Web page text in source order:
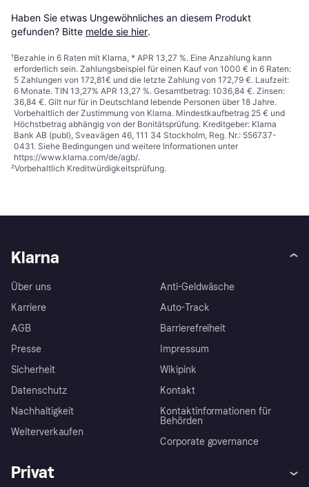
Haben Sie etwas Ungewöhnliches an diesem Produkt
gefunden? Bitte melde sie hier.
¹Bezahle in 6 Raten mit Klarna, * APR 13,27 %. Eine Anzahlung kann
erforderlich sein. Zahlungsbeispiel für einen Kauf von 1000 € in 6 Raten:
5 Zahlungen von 172,81€ und die letzte Zahlung von 172,79 €. Laufzeit:
6 Monate. TIN 13,27% APR 13,27 %. Gesamtbetrag: 1036,84 €. Zinsen:
36,84 €. Gilt nur für in Deutschland lebende Personen über 18 Jahre.
Vorbehaltlich der Zustimmung von Klarna. Mindestkaufbetrag 25 € und
Höchstbetrag abhängig von der Bonitätsprüfung. Kreditgeber: Klarna
Bank AB (publ), Sveavägen 46, 111 34 Stockholm, Reg. Nr.: 556737-
0431. Siehe Bedingungen und weitere Informationen unter
https://www.klarna.com/de/agb/.
²Vorbehaltlich Kreditwürdigkeitsprüfung.
Klarna
Über uns
Karriere
AGB
Presse
Sicherheit
Datenschutz
Nachhaltigkeit
Weiterverkaufen
Anti-Geldwäsche
Auto-Track
Barrierefreiheit
Impressum
Wikipink
Kontakt
Kontaktinformationen für
Behörden
Corporate governance
Privat